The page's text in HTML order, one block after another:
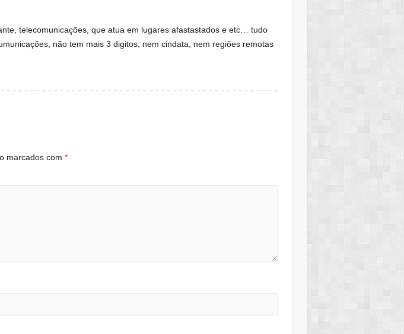
telecomunicações, que atua em lugares afastastados e etc… tudo
não tem mais 3 digitos, nem cindata, nem regiões remotas
marcados com *